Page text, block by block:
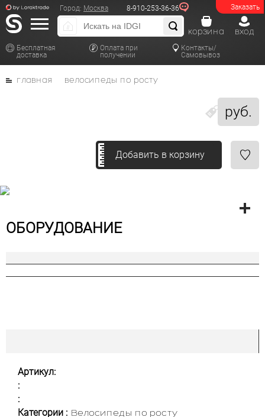
Заказать
Город: Москва 8-910-253-36-36
Бесплатная
доставка
Оплата при
получении
Контакты/
Самовывоз
вход
корзина
руб.
главная велосипеды по росту
Добавить в корзину
ОБОРУДОВАНИЕ
Артикул:
:
:
Категории : Велосипеды по росту